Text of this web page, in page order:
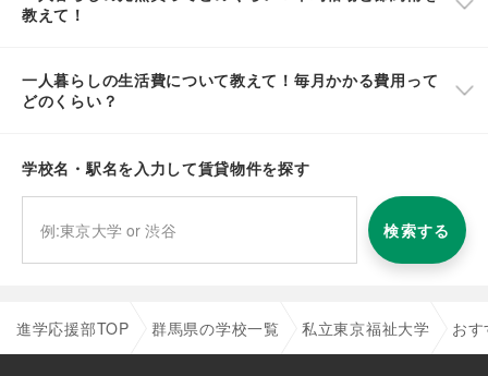
教えて！
一人暮らしの生活費について教えて！毎月かかる費用って
どのくらい？
学校名・駅名を入力して賃貸物件を探す
検索する
進学応援部TOP 群馬県の学校一覧 私立東京福祉大学 お